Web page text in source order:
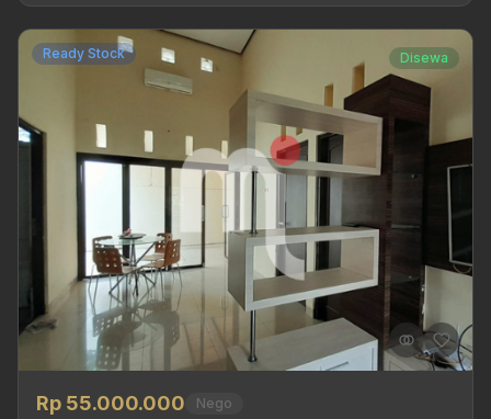
Ready Stock Disewa
Rp 55.000.000 Nego